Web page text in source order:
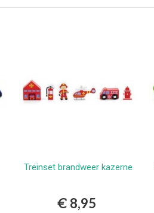
Bestellen
Treinset brandweer kazerne
€ 8,95